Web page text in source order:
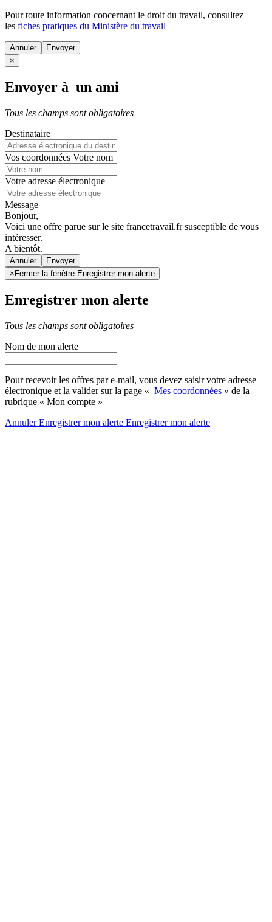
Pour toute information concernant le droit du travail, consultez
les fiches pratiques du Ministère du travail
Annuler
×
Envoyer à un ami
Tous les champs sont obligatoires
Destinataire
Vos coordonnées Votre nom
Votre adresse électronique
Message
Bonjour,
Voici une offre parue sur le site francetravail.fr susceptible de vous
intéresser.
A bientôt.
Annuler
× Fermer la fenêtre Enregistrer mon alerte
Enregistrer mon alerte
Tous les champs sont obligatoires
Nom de mon alerte
Pour recevoir les offres par e-mail, vous devez saisir votre adresse
électronique et la valider sur la page « Mes coordonnées » de la
rubrique « Mon compte »
AnnulerEnregistrer mon alerte Enregistrermon alerte